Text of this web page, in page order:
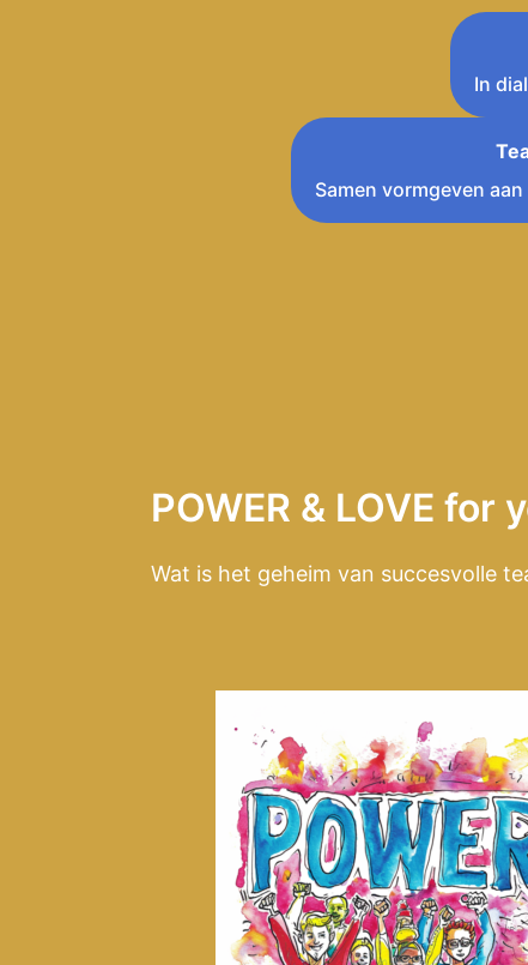
In
Samen vormgeven
POWER & LOVE for
Wat is het geheim van succesvolle